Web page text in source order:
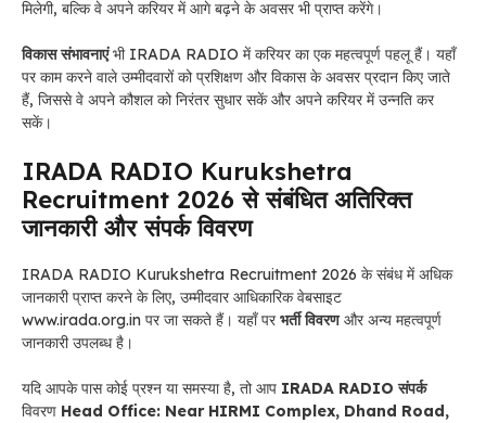
मिलेगी, बल्कि वे अपने करियर में आगे बढ़ने के अवसर भी प्राप्त करेंगे।
विकास संभावनाएंभी IRADA RADIO में करियर का एक महत्वपूर्ण पहलू हैं। यहाँ
पर काम करने वाले उम्मीदवारों को प्रशिक्षण और विकास के अवसर प्रदान किए जाते
हैं, जिससे वे अपने कौशल को निरंतर सुधार सकें और अपने करियर में उन्नति कर
सकें।
IRADA RADIO Kurukshetra
Recruitment 2026 से संबंधित अतिरिक्त
जानकारी और संपर्क विवरण
IRADA RADIO Kurukshetra Recruitment 2026 के संबंध में अधिक
जानकारी प्राप्त करने के लिए, उम्मीदवार आधिकारिक वेबसाइट
www.irada.org.in पर जा सकते हैं। यहाँ परभर्ती विवरणऔर अन्य महत्वपूर्ण
जानकारी उपलब्ध है।
यदि आपके पास कोई प्रश्न या समस्या है, तो आप IRADA RADIO संपर्क
विवरण Head Office: Near HIRMI Complex, Dhand Road,